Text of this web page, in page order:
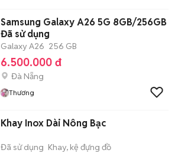
Samsung Galaxy A26 5G 8GB/256GB
Đã sử dụng
Galaxy A26 256 GB
6.500.000 đ
Đà Nẵng
Thương
Khay Inox Dài Nông Bạc
Đã sử dụng Khay, kệ đựng đồ